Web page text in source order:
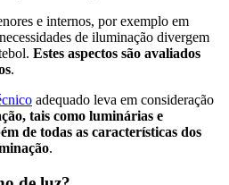
e internos, por exemplo em
de iluminação divergem
Estes aspectos são avaliados
.
adequado leva em consideração
tais como luminárias e
de todas as características dos
.